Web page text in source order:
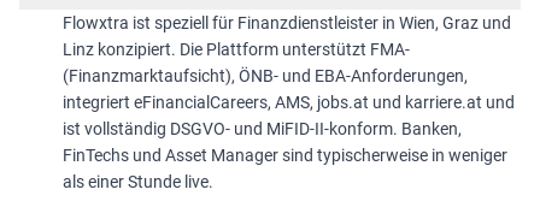
Flowxtra ist speziell für Finanzdienstleister in Wien, Graz und
Linz konzipiert. Die Plattform unterstützt FMA-
(Finanzmarktaufsicht), ÖNB- und EBA-Anforderungen,
integriert eFinancialCareers, AMS, jobs.at und karriere.at und
ist vollständig DSGVO- und MiFID-II-konform. Banken,
FinTechs und Asset Manager sind typischerweise in weniger
als einer Stunde live.